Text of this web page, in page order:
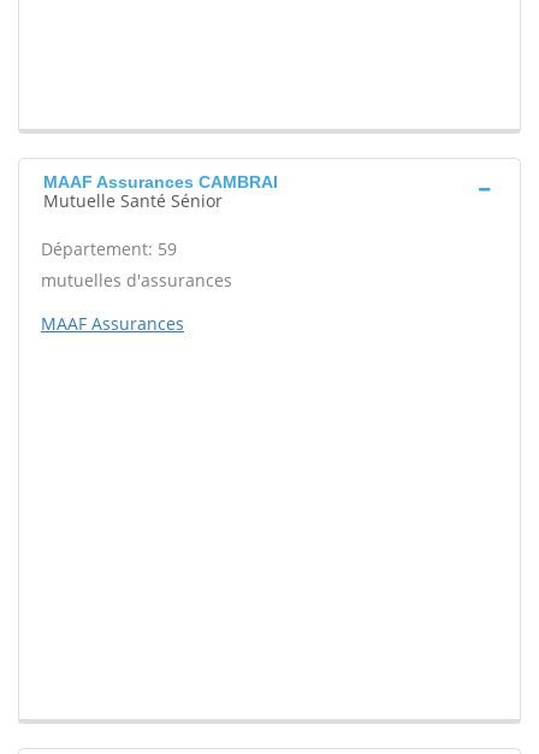
MAAF Assurances CAMBRAI
Mutuelle Santé Sénior
Département: 59
mutuelles d'assurances
MAAF Assurances